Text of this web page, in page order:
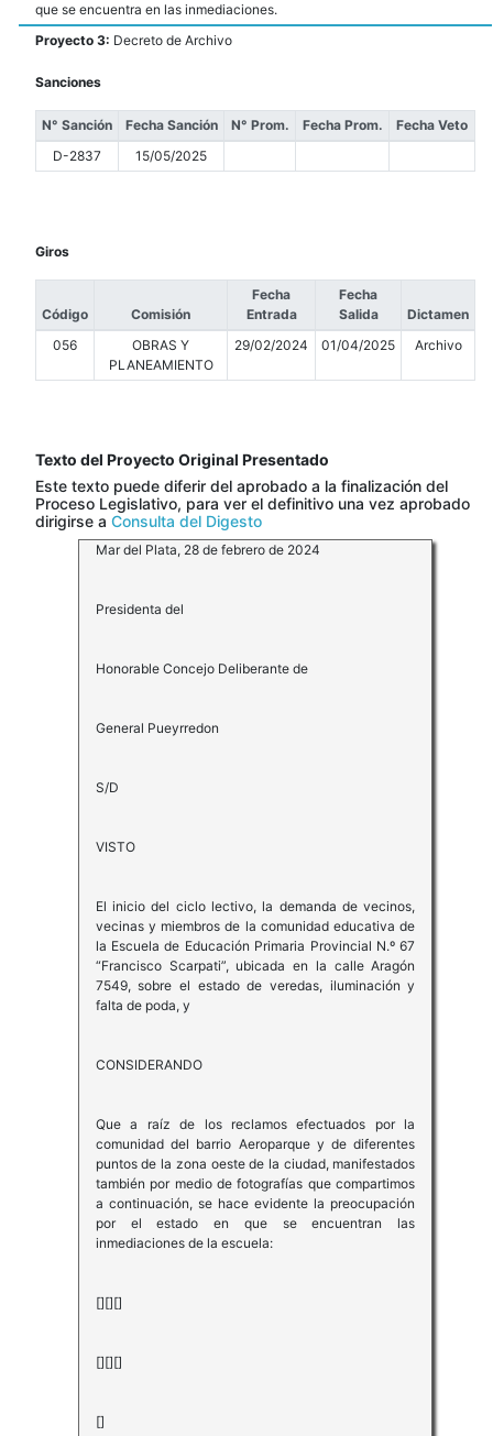
que se encuentra en las inmediaciones.
Proyecto 3: Decreto de Archivo
Sanciones
N° Sanción Fecha Sanción N° Prom. Fecha Prom.
Fecha Veto
D-2837
15/05/2025
Giros
Código Comisión
Fecha
Entrada
Fecha
Salida
Dictamen
056
OBRAS Y
PLANEAMIENTO
29/02/2024 01/04/2025 Archivo
Texto del Proyecto Original Presentado
Este texto puede diferir del aprobado a la finalización del
Proceso Legislativo, para ver el definitivo una vez aprobado
dirigirse a Consulta del Digesto
Mar del Plata, 28 de febrero de 2024
Presidenta del
Honorable Concejo Deliberante de
General Pueyrredon
S/D
VISTO
El inicio del ciclo lectivo, la demanda de vecinos,
vecinas y miembros de la comunidad educativa de
la Escuela de Educación Primaria Provincial N.º 67
“Francisco Scarpati”, ubicada en la calle Aragón
7549, sobre el estado de veredas, iluminación y
falta de poda, y
CONSIDERANDO
Que a raíz de los reclamos efectuados por la
comunidad del barrio Aeroparque y de diferentes
puntos de la zona oeste de la ciudad, manifestados
también por medio de fotografías que compartimos
a continuación, se hace evidente la preocupación
por el estado en que se encuentran las
inmediaciones de la escuela:
[][][]
[][][]
[]